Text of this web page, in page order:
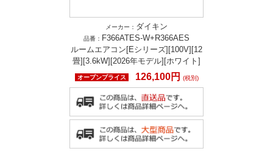
メーカー： ダイキン
品番： F366ATES-W+R366AES
ルームエアコン[Eシリーズ][100V][12
畳][3.6kW][2026年モデル][ホワイト]
オープンプライス 126,100円 (税別)